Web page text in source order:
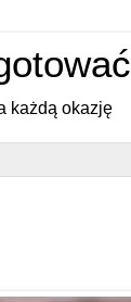
każdą okazję